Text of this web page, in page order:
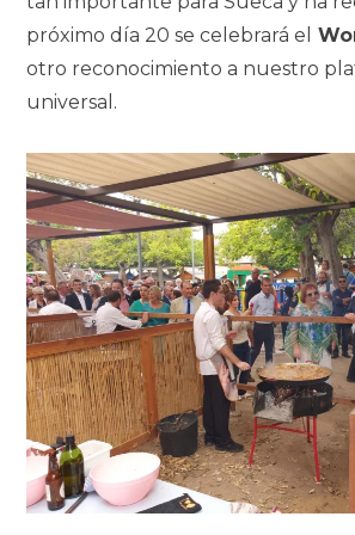
próximo día 20 se celebrará el
otro reconocimiento a nuestro
universal.